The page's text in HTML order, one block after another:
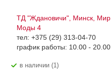
ТД "Ждановичи", Минск, Мир
Моды 4
тел: +375 (29) 313-04-70
график работы: 10.00 - 20.00
В наличии (1)